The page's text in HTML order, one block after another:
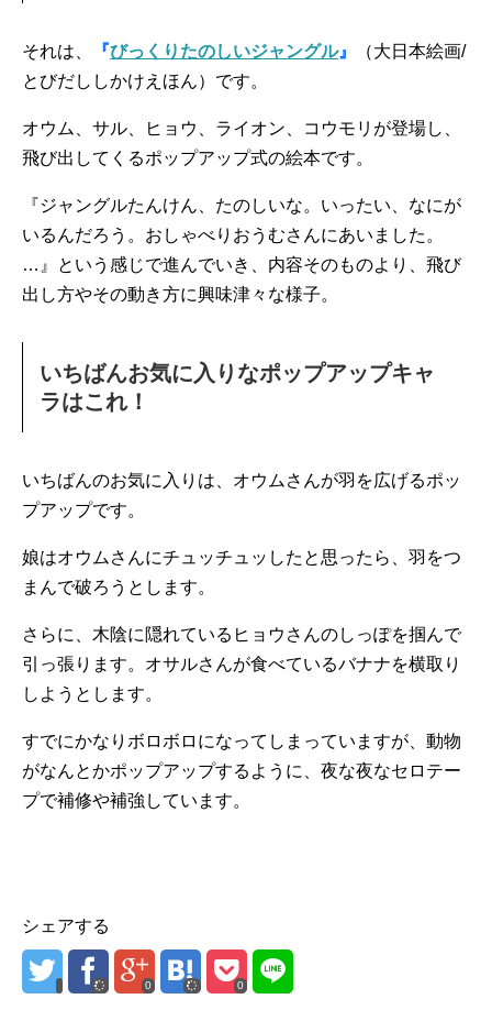
それは、 『びっくりたのしいジャングル』
（大日本絵画/
とびだししかけえほん）です。
オウム、サル、ヒョウ、ライオン、コウモリが登場し、
飛び出してくるポップアップ式の絵本です。
『ジャングルたんけん、たのしいな。いったい、なにが
いるんだろう。おしゃべりおうむさんにあいました。
…』という感じで進んでいき、内容そのものより、飛び
出し方やその動き方に興味津々な様子。
いちばんお気に入りなポップアップキャ
ラはこれ！
いちばんのお気に入りは、オウムさんが羽を広げるポッ
プアップです。
娘はオウムさんにチュッチュッしたと思ったら、羽をつ
まんで破ろうとします。
さらに、木陰に隠れているヒョウさんのしっぽを掴んで
引っ張ります。オサルさんが食べているバナナを横取り
しようとします。
すでにかなりボロボロになってしまっていますが、動物
がなんとかポップアップするように、夜な夜なセロテー
プで補修や補強しています。
シェアする
0 0